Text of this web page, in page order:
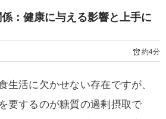
：健康に与える影響と上手に
約4分
生活に欠かせない存在ですが、
要するのが糖質の過剰摂取で